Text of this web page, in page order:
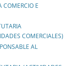
COMERCIO E
COMERCIALES)
AL